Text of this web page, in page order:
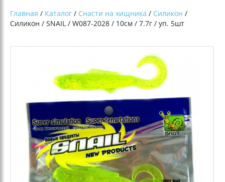
Главная / Каталог / Снасти на хищника / Силикон /
Силикон / SNAIL / W087-2028 / 10см / 7.7г / уп. 5шт